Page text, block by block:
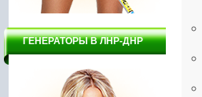
ГЕНЕРАТОРЫ В ЛНР-ДНР